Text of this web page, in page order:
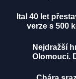
Ital 40 let
verze s 500
Nejdražší
Olomouci.